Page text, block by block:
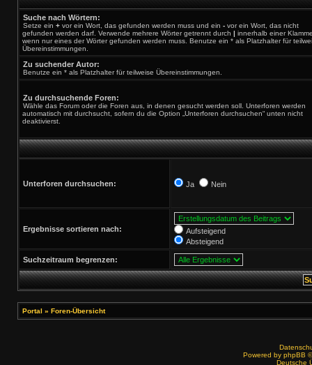
Suche nach Wörtern:
Setze ein + vor ein Wort, das gefunden werden muss und ein - vor ein Wort, das nicht
gefunden werden darf. Verwende mehrere Wörter getrennt durch | innerhalb einer
wenn nur eines der Wörter gefunden werden muss. Benutze ein * als Platzhalter für
Übereinstimmungen.
Zu suchender Autor:
Benutze ein * als Platzhalter für teilweise Übereinstimmungen.
Zu durchsuchende Foren:
Wähle das Forum oder die Foren aus, in denen gesucht werden soll. Unterforen werden
automatisch mit durchsucht, sofern du die Option „Unterforen durchsuchen“ unten nicht
deaktivierst.
Unterforen durchsuchen: Ja Nein
Ergebnisse sortieren nach:
Aufsteigend
Absteigend
Suchzeitraum begrenzen:
Portal » Foren-Übersicht
Powered by phpBB
Deutsche